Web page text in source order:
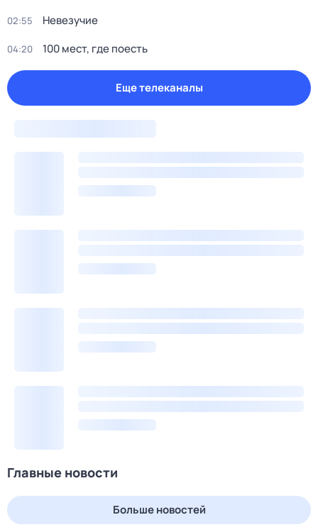
02:55 Невезучие
04:20 100 мест, где поесть
Еще телеканалы
Главные новости
Больше новостей